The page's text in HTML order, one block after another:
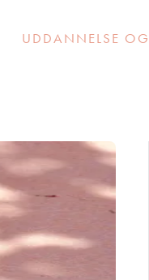
UDDANNELSE